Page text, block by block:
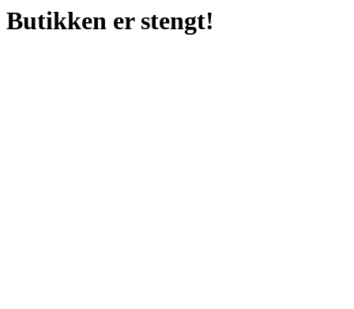
Butikken er stengt!